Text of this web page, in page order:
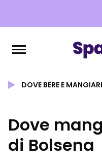
DOVE BERE E
Dove
di Bolsena